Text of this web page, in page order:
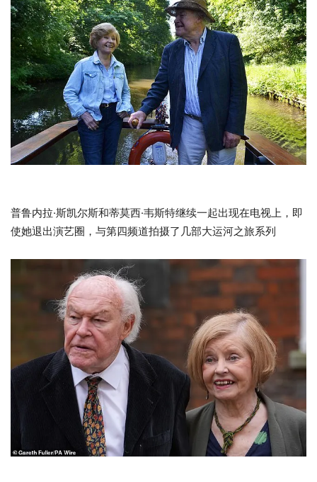
普鲁内拉·斯凯尔斯和蒂莫西·韦斯特继续一起出现在电视上，即
使她退出演艺圈，与第四频道拍摄了几部大运河之旅系列